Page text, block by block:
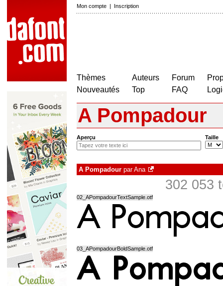
Mon compte | Inscription
Thèmes
Nouveautés
Auteurs
Top
Forum
FAQ
A Pompadour
Aperçu Taille
A Pompadour parAna
302 053
02_APompadourTextSample.otf
03_APompadourBoldSample.otf